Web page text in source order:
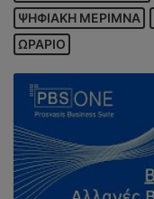
ΨΗΦΙΑΚΗ ΜΕΡΙΜΝΑ
ΩΡΑΡΙΟ